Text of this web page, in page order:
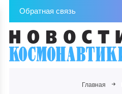
Обратная связь
Главная